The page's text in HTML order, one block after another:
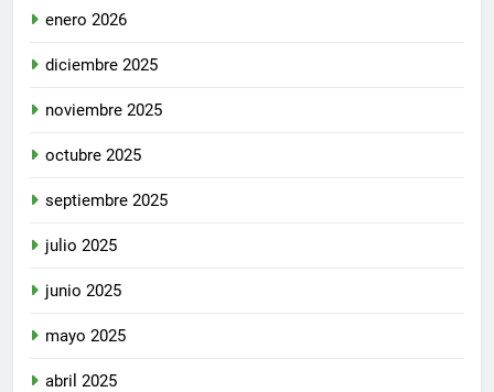
enero 2026
diciembre 2025
noviembre 2025
octubre 2025
septiembre 2025
julio 2025
junio 2025
mayo 2025
abril 2025